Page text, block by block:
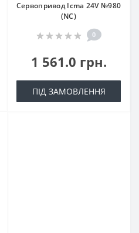
Сервопривод Icma 24V №980
(NC)
0
1 561.0 грн.
ПІД ЗАМОВЛЕННЯ